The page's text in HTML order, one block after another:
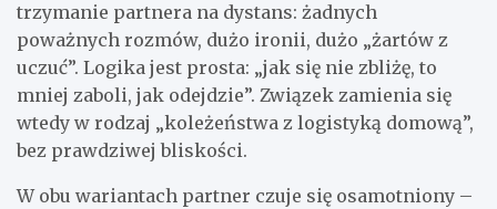
trzymanie partnera na dystans: żadnych
poważnych rozmów, dużo ironii, dużo „żartów z
uczuć”. Logika jest prosta: „jak się nie zbliżę, to
mniej zaboli, jak odejdzie”. Związek zamienia się
wtedy w rodzaj „koleżeństwa z logistyką domową”,
bez prawdziwej bliskości.
W obu wariantach partner czuje się osamotniony –